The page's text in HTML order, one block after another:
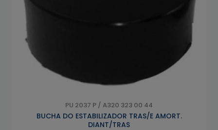
PU 2037 P / A320 323 00 44
BUCHA DO ESTABILIZADOR TRAS/E AMORT.
DIANT/TRAS